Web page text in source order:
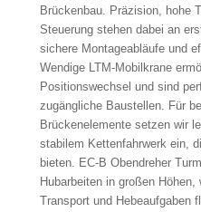
Brückenbau. Präzision, hohe
Steuerung stehen dabei an
sichere Montageabläufe und
Wendige LTM-Mobilkrane
Positionswechsel und sind
zugängliche Baustellen. Für
Brückenelemente setzen wir
stabilem Kettenfahrwerk ein,
bieten. EC-B Obendreher
Hubarbeiten in großen Höhen,
Transport und Hebeaufgaben